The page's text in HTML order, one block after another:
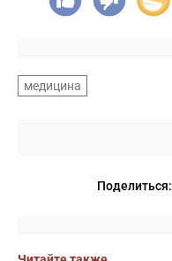
медицина
Поделиться: